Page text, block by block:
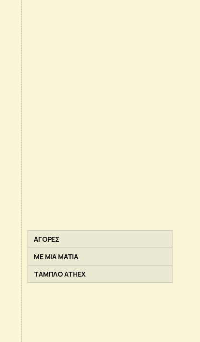
ΑΓΟΡΕΣ
ΜΕ ΜΙΑ ΜΑΤΙΑ
ΤΑΜΠΛΟ ATHEX